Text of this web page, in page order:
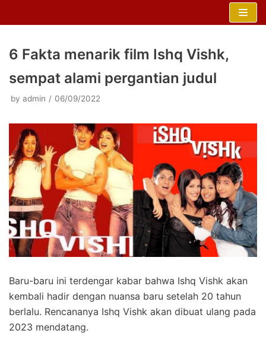
6 Fakta menarik film Ishq Vishk,
sempat alami pergantian judul
by admin 06/09/2022
Baru-baru ini terdengar kabar bahwa Ishq Vishk akan
kembali hadir dengan nuansa baru setelah 20 tahun
berlalu. Rencananya Ishq Vishk akan dibuat ulang pada
2023 mendatang.